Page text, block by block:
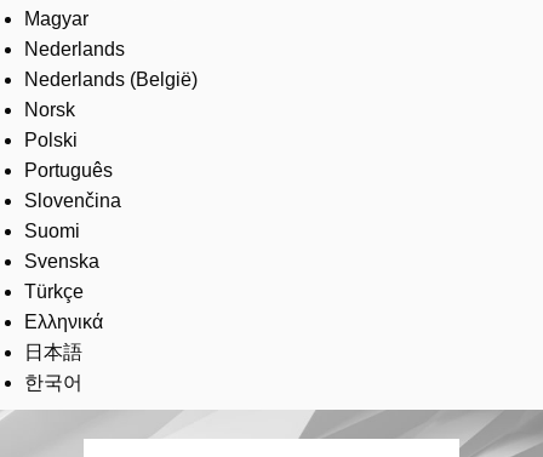
Magyar
Nederlands
Nederlands (België)
Norsk
Polski
Português
Slovenčina
Suomi
Svenska
Türkçe
Ελληνικά
日本語
한국어